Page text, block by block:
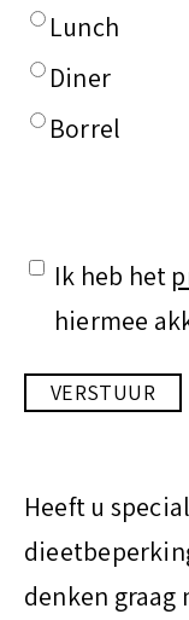
Lunch
Diner
Borrel
* Ik heb het
hiermee
Heeft u
denken graag